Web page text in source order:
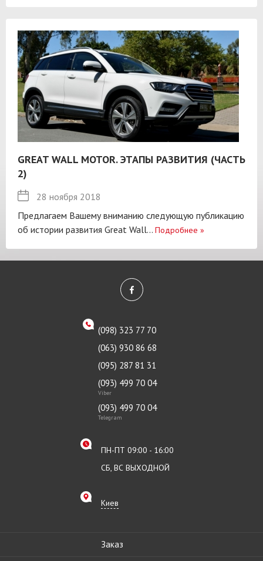
GREAT WALL MOTOR. ЭТАПЫ РАЗВИТИЯ (ЧАСТЬ
2)
28 ноября 2018
Предлагаем Вашему вниманию следующую публикацию
об истории развития Great Wall... Подробнее »
(098) 323 77 70
(063) 930 86 68
(095) 287 81 31
(093) 499 70 04
Viber
(093) 499 70 04
Telegram
ПН-ПТ 09:00 - 16:00
СБ, ВС ВЫХОДНОЙ
Киев
Заказ